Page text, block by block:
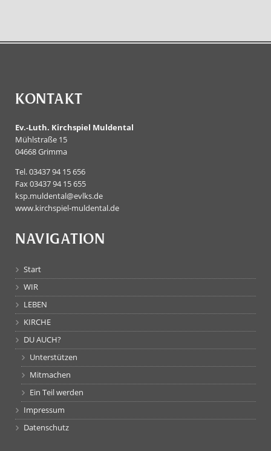
KONTAKT
Ev.-Luth. Kirchspiel Muldental
Mühlstraße 15
04668 Grimma
Tel. 03437 94 15 656
Fax 03437 94 15 655
ksp.muldental@evlks.de
www.kirchspiel-muldental.de
NAVIGATION
Start
WIR
LEBEN
KIRCHE
DU AUCH?
Unterstützen
Mitmachen
Ein Teil werden
Impressum
Datenschutz